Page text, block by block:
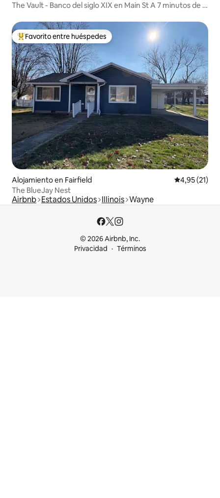
The Vault - Banco del siglo XIX en Main St A 7 minutos de la
Favorito entre los huéspedes más destacados
Favorito entre huéspedes
Alojamiento en Fairfield Calificación
4,95 (21)
The BlueJay Nest
Airbnb Estados Unidos Illinois Wayne
© 2026 Airbnb, Inc.
Privacidad
Términos